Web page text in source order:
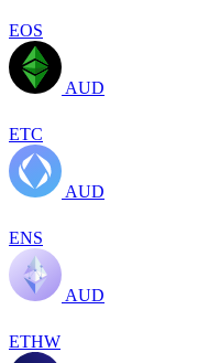
EOS
AUD
ETC
AUD
ENS
AUD
ETHW